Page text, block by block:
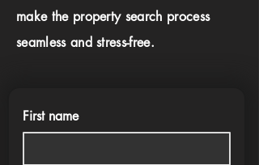
make the property search process
seamless and stress-free.
First name